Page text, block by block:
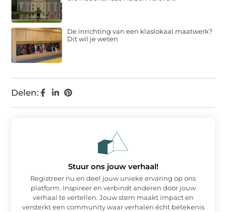
Delen:
De inrichting van een klaslokaal maatwerk?
Dit wil je weten
Stuur ons jouw verhaal!
Registreer nu en deel jouw unieke ervaring op ons
platform. Inspireer en verbindt anderen door jouw
verhaal te vertellen. Jouw stem maakt impact en
versterkt een community waar verhalen écht betekenis